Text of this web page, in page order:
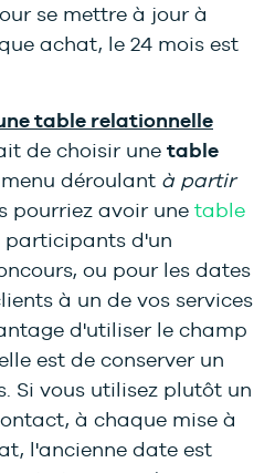
se mettre à jour à
achat, le 24 mois est
table relationnelle
de choisir une table
déroulant à partir
pourriez avoir une table
participants d'un
ou pour les dates
à un de vos services
d'utiliser le champ
est de conserver un
Si vous utilisez plutôt un
à chaque mise à
l'ancienne date est